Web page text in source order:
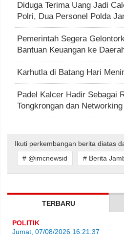
Diduga Terima Uang Jadi
Polri, Dua Personel Polda
Pemerintah Segera
Bantuan Keuangan ke
Karhutla di Batang Hari
Padel Kalcer Hadir Sebagai
Tongkrongan dan
Ikuti perkembangan berita diatas
# @imcnewsid
# Berita
TERBARU
POLITIK
Jumat, 07/08/2026 16:21:37